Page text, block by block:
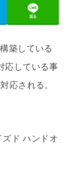
送る
築している
応している事
応される。
ズド ハンドオ